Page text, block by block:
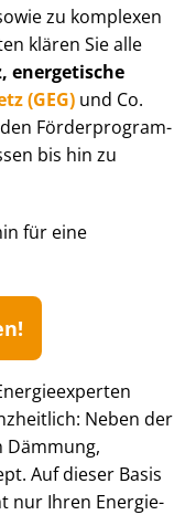
zu komplexen
klären Sie alle
energetische
(GEG) und Co.
För­der­pro­gram­
bis hin zu
für eine
Neben der
Dämmung,
Auf dieser Basis
nur Ihren En­er­gie­